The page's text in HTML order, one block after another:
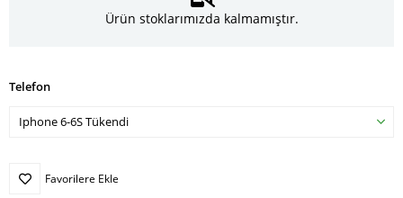
Ürün stoklarımızda kalmamıştır.
Telefon
Favorilere Ekle